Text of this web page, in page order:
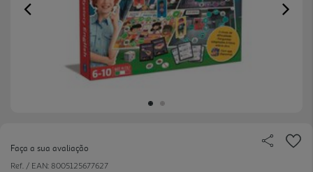
Previous
Faça a sua avaliação
Ref. / EAN: 8005125677627